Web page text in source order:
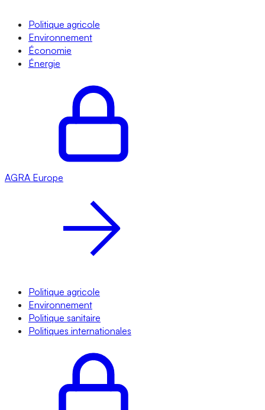
Politique agricole
Environnement
Économie
Énergie
AGRA Europe
Politique agricole
Environnement
Politique sanitaire
Politiques internationales